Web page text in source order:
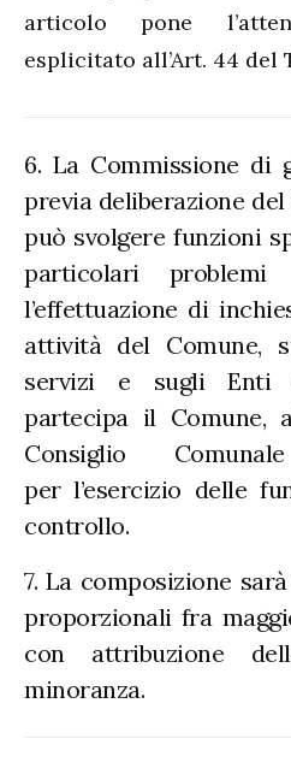
articolo pone
esplicitato all’Art. 44 del
6. La Commissione di
previa deliberazione
può svolgere funzioni
particolari
l’effettuazione di
attività del Comune,
servizi e sugli Enti
partecipa il
Consiglio
per l’esercizio delle
controllo.
7. La composizione
proporzionali fra
con attribuzione
minoranza.